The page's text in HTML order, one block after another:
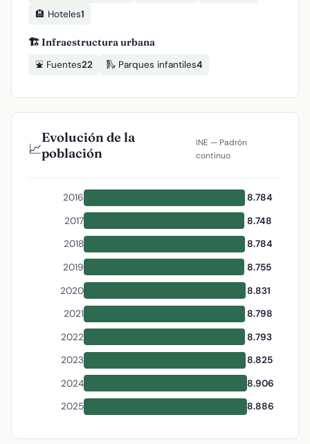
🏨 Hoteles1
🏗️ Infraestructura urbana
⛲ Fuentes22 🛝 Parques infantiles4
📈
Evolución de la
población
INE — Padrón
continuo
2016
8.784
2017
8.748
2018
8.784
2019
8.755
2020
8.831
2021
8.798
2022
8.793
2023
8.825
2024
8.906
2025
8.886